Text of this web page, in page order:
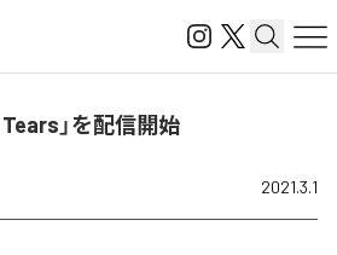
Tears」を配信開始
2021.3.1